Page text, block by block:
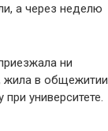
а через неделю
ни
жила в общежитии
университете.